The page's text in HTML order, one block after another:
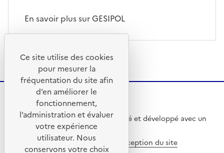
En savoir plus sur GESIPOL
Ce site internet a été pensé et développé avec un
objectif d’écoconception.
En savoir plus sur l’écoconception du site
Ce site utilise des cookies
pour mesurer la
fréquentation du site afin
d’en améliorer le
fonctionnement,
l’administration et évaluer
votre expérience
utilisateur. Nous
conservons votre choix